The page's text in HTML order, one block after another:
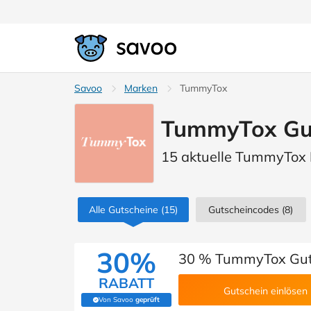
Savoo Marken TummyTox
TummyTox
15 aktuelle
Alle Gutscheine (15) Gutscheincodes (8)
30%
RABATT
Von Savoo geprüft
(Von Savoo geprüft)
30 % TummyTox
Gutschein einlösen